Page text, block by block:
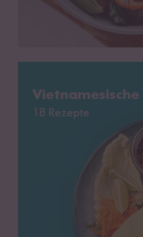
18 Rezepte